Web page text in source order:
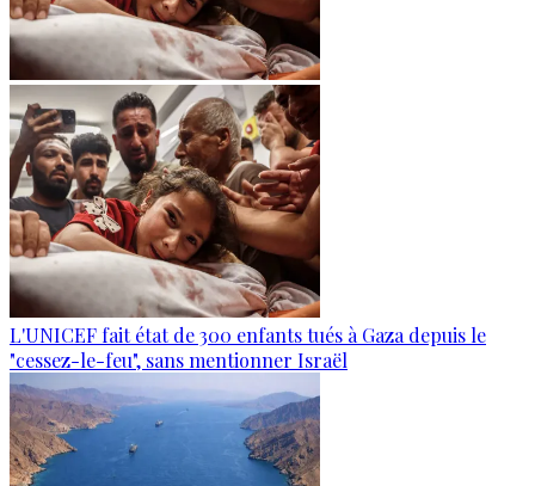
L'UNICEF fait état de 300 enfants tués à Gaza depuis le
"cessez-le-feu", sans mentionner Israël